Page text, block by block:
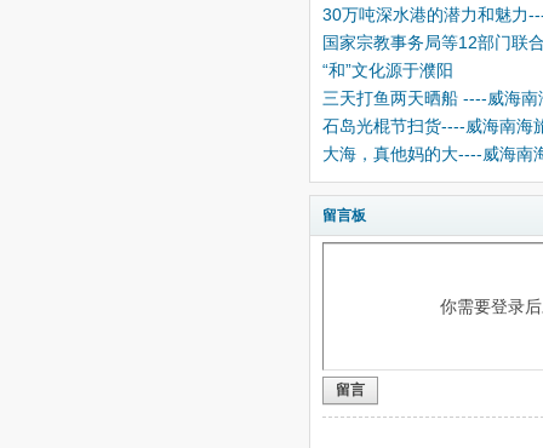
30万吨深水港的潜力和魅力
国家宗教事务局等12部门联
“和”文化源于濮阳
三天打鱼两天晒船 ----威海
石岛光棍节扫货----威海南海
大海，真他妈的大----威海南
留言板
你需要登录
留言